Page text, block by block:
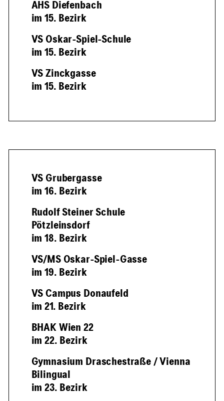
AHS Diefenbach
im 15. Bezirk
VS Oskar-Spiel-Schule
im 15. Bezirk
VS Zinckgasse
im 15. Bezirk
VS Grubergasse
im 16. Bezirk
Rudolf Steiner Schule
Pötzleinsdorf
im 18. Bezirk
VS/MS Oskar-Spiel-Gasse
im 19. Bezirk
VS Campus Donaufeld
im 21. Bezirk
BHAK Wien 22
im 22. Bezirk
Gymnasium Draschestraße / Vienna
Bilingual
im 23. Bezirk